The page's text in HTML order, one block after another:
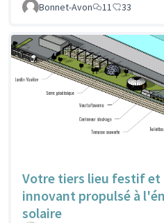
Bonnet-Avon 11 33
Votre tiers lieu festif et
innovant propulsé à
solaire